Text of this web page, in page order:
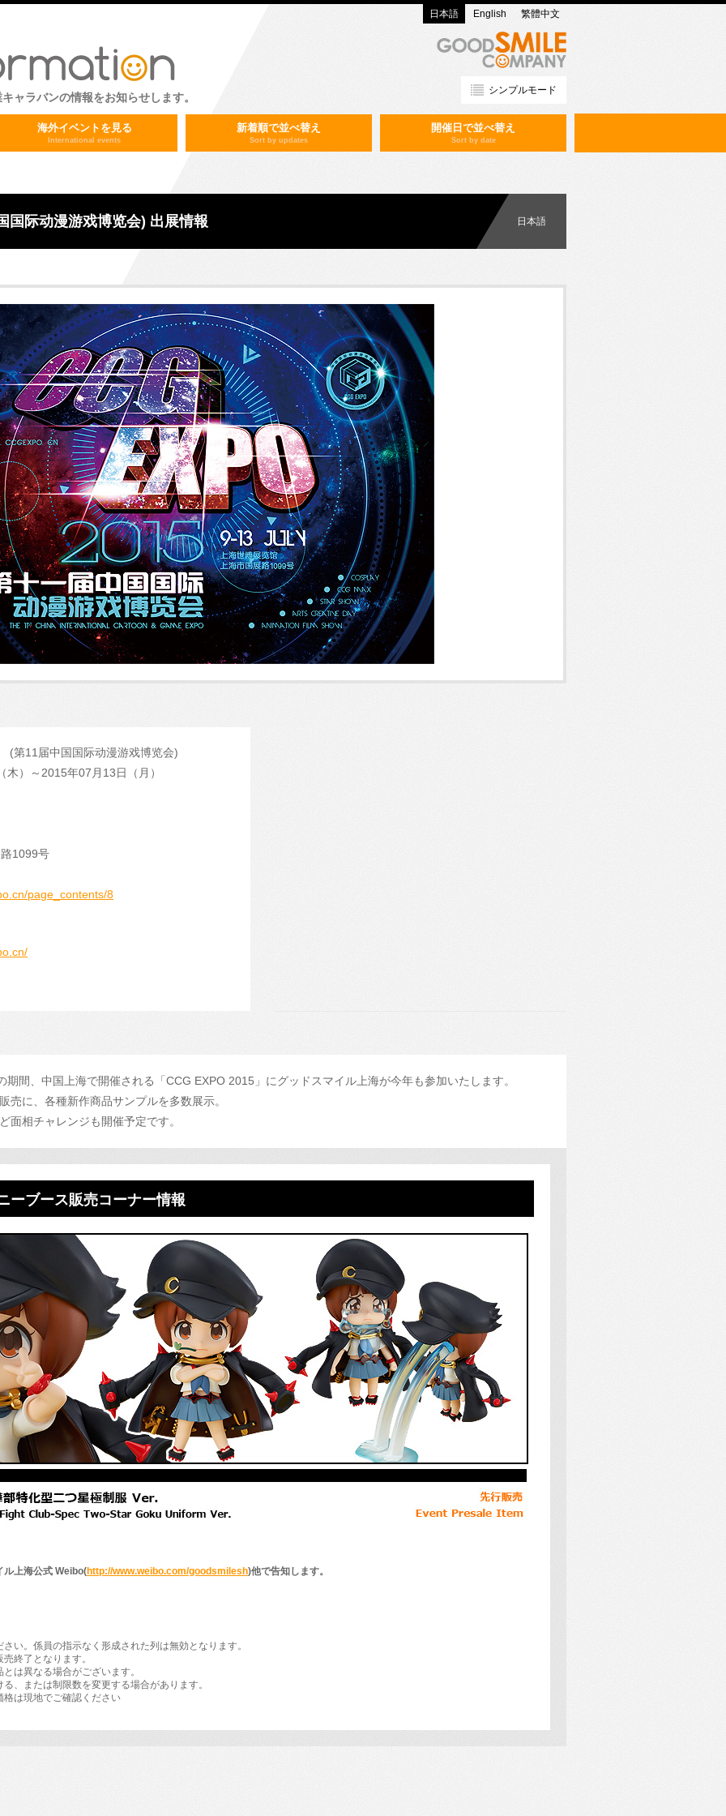
日本語 English 繁體中文
ャラバンの情報をお知らせします。
シンプルモード
海外イベントを見る
International events
新着順で並べ替え
Sort by updates
開催日で並べ替え
Sort by date
国际动漫游戏博览会) 出展情報 日本語
(第11届中国国际动漫游戏博览会)
木）～2015年07月13日（月）
1099号
page_contents/8
間、中国上海で開催される「CCG EXPO 2015」にグッドスマイル上海が今年も参加いたします。
売に、各種新作商品サンプルを多数展示。
面相チャレンジも開催予定です。
ーブース販売コーナー情報
ル上海公式 Weibo(http://www.weibo.com/goodsmilesh)他で告知します。
い。係員の指示なく形成された列は無効となります。
終了となります。
は異なる場合がございます。
、または制限数を変更する場合があります。
は現地でご確認ください